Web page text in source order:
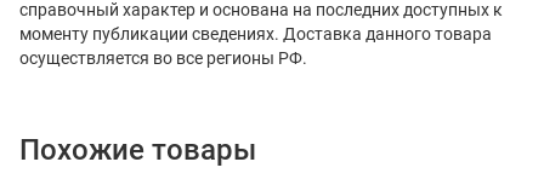
справочный характер и основана на последних доступных к
моменту публикации сведениях. Доставка данного товара
осуществляется во все регионы РФ.
Похожие товары